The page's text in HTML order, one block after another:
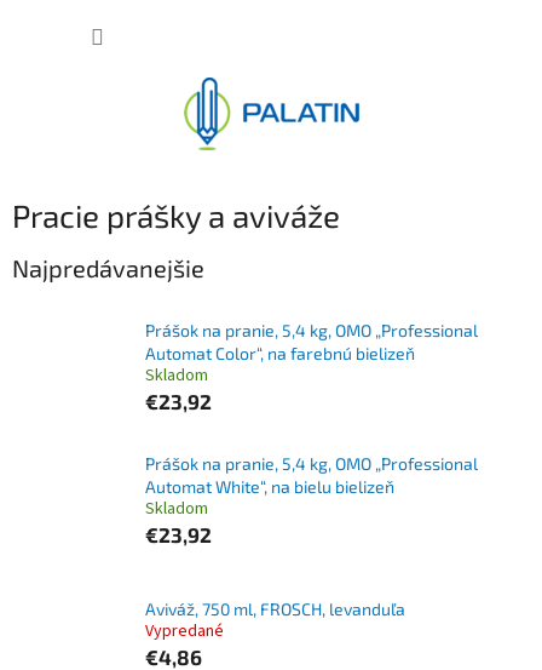
Pracie prášky a aviváže
Najpredávanejšie
Prášok na pranie, 5,4 kg, OMO „Professional
Automat Color“, na farebnú bielizeň
Skladom
€23,92
Prášok na pranie, 5,4 kg, OMO „Professional
Automat White“, na bielu bielizeň
Skladom
€23,92
Aviváž, 750 ml, FROSCH, levanduľa
Vypredané
€4,86